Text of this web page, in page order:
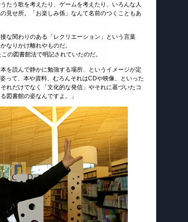
たう歌を考えたり、ゲームを考えたり、いろんな人
見せ所。「お楽しみ係」なんて名前のつくこともあ
な関わりのある「レクリエーション」という言葉
なりかけ離れやものだ。
の図書館法で明記されていたのだ。
を読んで静かに勉強する場所、というイメージが定
って、本や資料、むろんそれはCDや映像、といった
れだけでなく「文化的な発信」やそれに基づいたコ
図書館の姿なんですよ。」